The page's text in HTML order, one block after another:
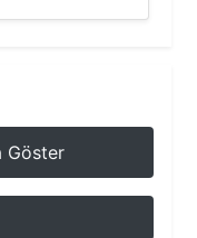
Göster